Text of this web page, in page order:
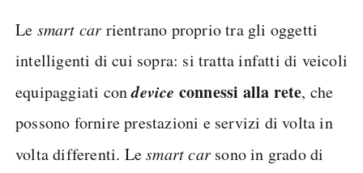
Le smart car rientrano proprio tra gli oggetti
intelligenti di cui sopra: si tratta infatti di veicoli
equipaggiati condevice connessi alla rete, che
possono fornire prestazioni e servizi di volta in
volta differenti. Lesmart car sono in grado di